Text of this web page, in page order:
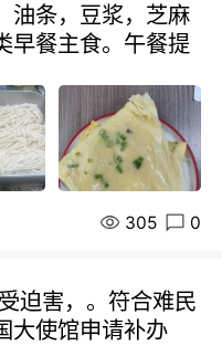
油条，豆浆，芝麻
早餐主食。午餐提
305 0
迫害，。符合难民
大使馆申请补办